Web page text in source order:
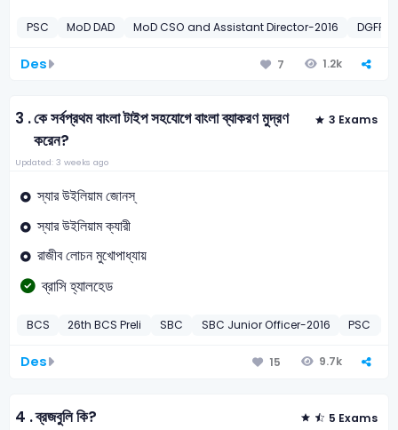
PSC MoD DAD MoD CSO and Assistant Director-2016 DGFP
Des 7 1.2k
3 .কে সর্বপ্রথম বাংলা টাইপ সহযোগে বাংলা ব্যাকরণ মুদ্রণ
করেন?
3 Exams
Updated: 3 weeks ago
স্যার উইলিয়াম জোনস্‌
স্যার উইলিয়াম ক্যারী
রাজীব লোচন মুখোপাধ্যায়
ব্রাসি হ্যালহেড
BCS 26th BCS Preli SBC SBC Junior Officer-2016 PSC
Des 15 9.7k
4 .ব্রজবুলি কি? 5 Exams